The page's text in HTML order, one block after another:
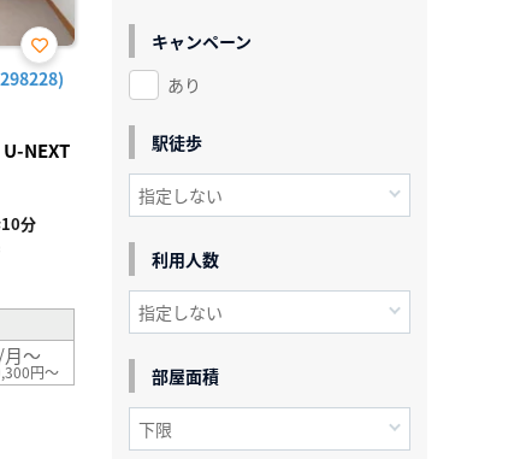
お気
に入
NEXT
分
～
円～
キャンペーン
あり
駅徒歩
利用人数
部屋面積